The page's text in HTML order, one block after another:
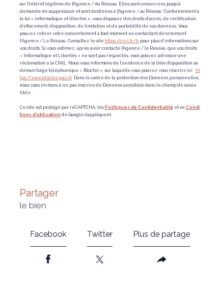
sur l'intérêt légitime de l'Agence / du Réseau. Elles sont conservées jusqu'à
demande de suppression et sont destinées à l'Agence / au Réseau. Conformément à
la loi « informatique et libertés », vous disposez des droits d’accès, de rectification,
d’effacement, d’opposition, de limitation et de portabilité de vos données. Vous
pouvez retirer votre consentement à tout moment en contactant directement
l’Agence / Le Réseau. Consultez le site https://cnil.fr/fr pour plus d’informations sur
vos droits. Si vous estimez, après avoir contacté l'Agence / le Réseau, que vos droits
« Informatique et Libertés » ne sont pas respectés, vous pouvez adresser une
réclamation à la CNIL. Nous vous informons de l’existence de la liste d'opposition au
démarchage téléphonique « Bloctel », sur laquelle vous pouvez vous inscrire ici : ht
tps://www.bloctel.gouv.fr. Dans le cadre de la protection des Données personnelles,
nous vous invitons à ne pas inscrire de Données sensibles dans le champ de saisie
libre.
Ce site est protégé par reCAPTCHA, les Politiques de Confidentialité et es Condi
tions d'utilisation de Google s'appliquent.
partager
le bien
Facebook Twitter Plus de partage